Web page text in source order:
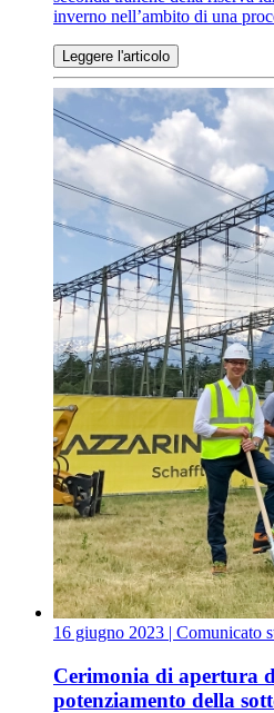
inverno nell’ambito di una
Leggere l'articolo
16 giugno 2023 | Comunicato
Cerimonia di apertura
potenziamento della